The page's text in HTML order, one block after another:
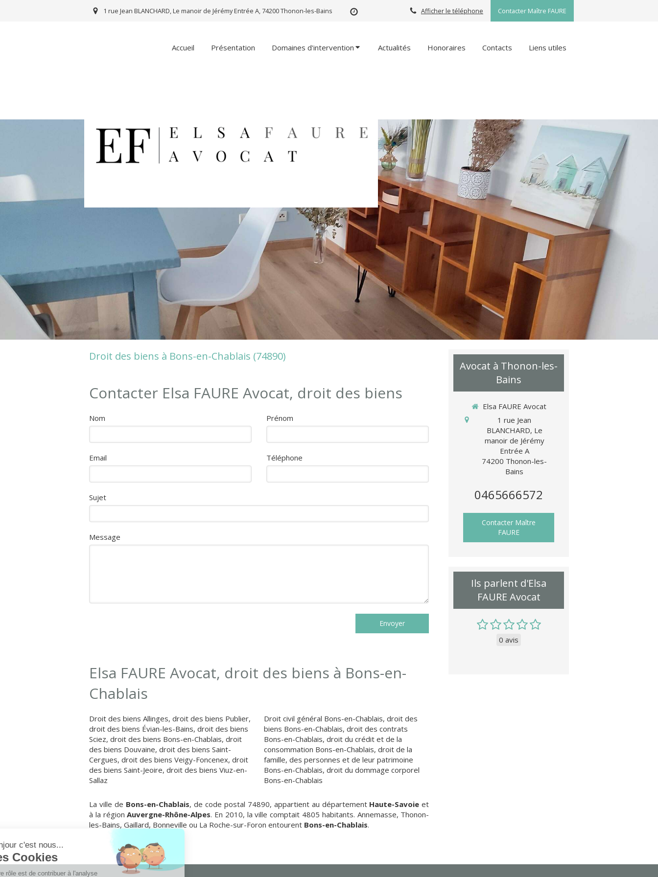
1 rue Jean BLANCHARD, Le manoir de Jérémy Entrée A, 74200 Thonon-les-Bains Contacter Maître FAURE
Afficher le téléphone
Accueil Présentation Domaines d'intervention Actualités Honoraires Contacts Liens utiles
Droit des biens à Bons-en-Chablais (74890)
Contacter Elsa FAURE Avocat, droit des biens
Nom Prénom
Email Téléphone
Sujet
Message
Envoyer
Elsa FAURE Avocat, droit des biens à Bons-en-
Chablais
Droit des biens Allinges, droit des biens Publier,
droit des biens Évian-les-Bains, droit des biens
Sciez, droit des biens Bons-en-Chablais, droit
des biens Douvaine, droit des biens Saint-
Cergues, droit des biens Veigy-Foncenex, droit
des biens Saint-Jeoire, droit des biens Viuz-en-
Sallaz
Droit civil général Bons-en-Chablais,droit des
biens Bons-en-Chablais,droit des contrats
Bons-en-Chablais,droit du crédit et de la
consommation Bons-en-Chablais,droit de la
famille, des personnes et de leur patrimoine
Bons-en-Chablais,droit du dommage corporel
Bons-en-Chablais
La ville de Bons-en-Chablais, de code postal 74890, appartient au département Haute-Savoie et
à la régionAuvergne-Rhône-Alpes. En 2010, la ville comptait 4805 habitants. Annemasse, Thonon-
les-Bains, Gaillard, Bonneville ou La Roche-sur-Foron entourent Bons-en-Chablais.
Avocat à Thonon-les-
Bains
Elsa FAURE Avocat
1 rue Jean
BLANCHARD, Le
manoir de Jérémy
Entrée A
74200 Thonon-les-
Bains
0465666572
Contacter Maître
FAURE
Ils parlent d'Elsa
FAURE Avocat
0 avis